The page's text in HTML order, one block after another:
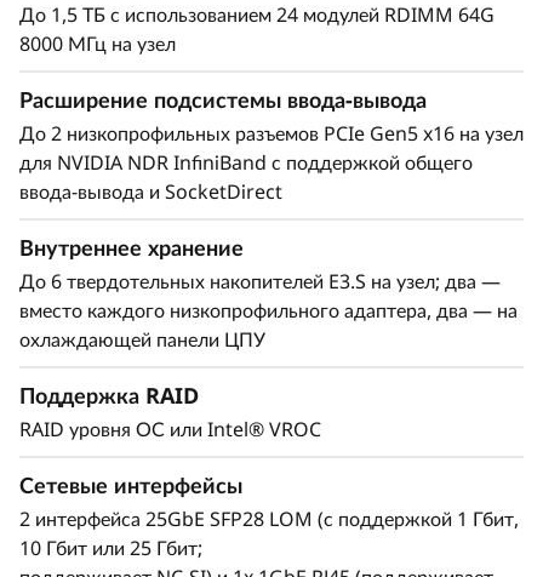
До 1,5 ТБ с использованием 24 модулей RDIMM 64G
8000 МГц на узел
Расширение подсистемы ввода-вывода
До 2 низкопрофильных разъемов PCIe Gen5 x16 на узел
для NVIDIA NDR InfiniBand с поддержкой общего
ввода-вывода и SocketDirect
Внутреннее хранение
До 6 твердотельных накопителей E3.S на узел; два —
вместо каждого низкопрофильного адаптера, два — на
охлаждающей панели ЦПУ
Поддержка RAID
RAID уровня ОС или Intel® VROC
Сетевые интерфейсы
2 интерфейса 25GbE SFP28 LOM (с поддержкой 1 Гбит,
10 Гбит или 25 Гбит;